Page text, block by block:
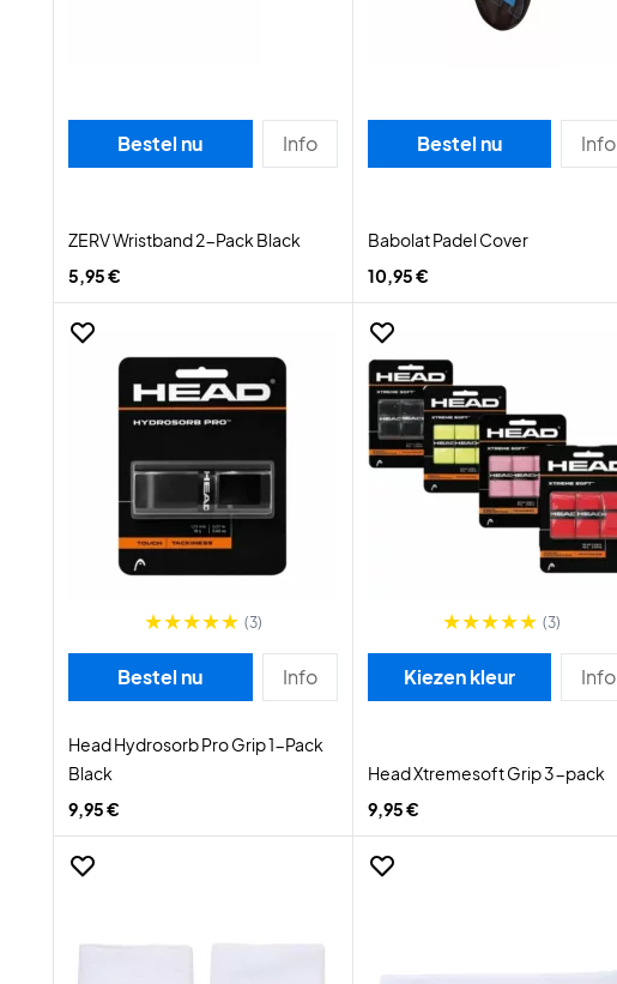
Bestel nu Info
ZERV Wristband 2-Pack Black
5,95 €
Bestel nu Info
Babolat Padel Cover
10,95 €
(3)
Bestel nu Info
Head Hydrosorb Pro Grip 1-Pack
Black
9,95 €
(3)
Kiezen kleur Info
Head Xtremesoft Grip 3-pack
9,95 €